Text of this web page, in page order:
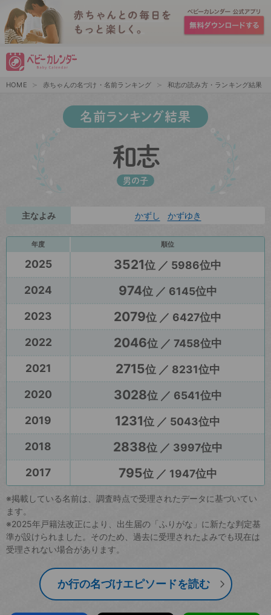
HOME 赤ちゃんの名づけ・名前ランキング 和志の読み方・ランキング結果
名前ランキング結果
和志
男の子
主なよみ かずし かずゆき
年度 順位
2025 3521位 ／ 5986位中
2024
974位 ／ 6145位中
2023
2079位 ／ 6427位中
2022
2046位 ／ 7458位中
2021
2715位 ／ 8231位中
2020
3028位 ／ 6541位中
2019
1231位 ／ 5043位中
2018
2838位 ／ 3997位中
2017
795位 ／ 1947位中
※掲載している名前は、調査時点で受理されたデータに基づいてい
ます。
※2025年戸籍法改正により、出生届の「ふりがな」に新たな判定基
準が設けられました。そのため、過去に受理されたよみでも現在は
受理されない場合があります。
か行の名づけエピソードを読む